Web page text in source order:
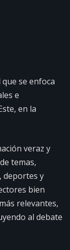
se enfoca
e
en la
veraz y
temas,
deportes y
bien
relevantes,
al debate